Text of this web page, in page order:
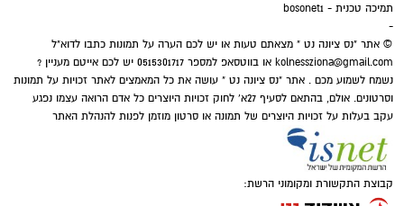
"חיבור סיעת הירוקים לקואליציה בראשות בוקסר
הוא לא מהלך אידיאולוגי ולא שינוי כיוון הוא מהלך
פוליטי שנועד לשרת עסקנים ובעלי אינטרסים.
תמיכה טכנית - bosonet1
-
© אתר "נס ציונה נט " מצאתם טעות או יש לכם הערה על תמונות כתבו לדוא"ל
kolnessziona@gmail.com
או בווטסאפ למספר 0515301717 יש לכם אייטם מעניין ?
נשמח לשמוע מכם . אתר "נס ציונה נט " עושה את כל המאמצים לאתר זכויות על תמונות
וסרטונים. אולם, בהתאם לסעיף 27א' לחוק זכויות היוצרים כל אדם הרואה עצמו נפגע
עקב בעלות על זכויות היוצרים של תמונה או סרטון מוזמן לפנות להנהלת האתר
קבוצת התקשורת ומקומוני הרשת: